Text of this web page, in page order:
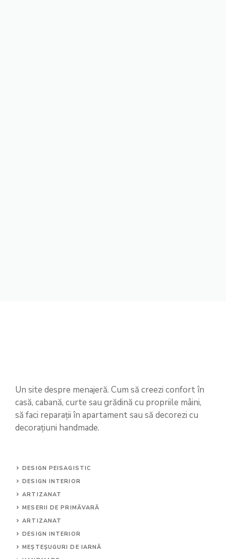
Un site despre menajeră. Cum să creezi confort în
casă, cabană, curte sau grădină cu propriile mâini,
să faci reparații în apartament sau să decorezi cu
decorațiuni handmade.
DESIGN PEISAGISTIC
DESIGN INTERIOR
ARTIZANAT
MESERII DE PRIMĂVARĂ
ARTIZANAT
DESIGN INTERIOR
MEȘTEȘUGURI DE IARNĂ